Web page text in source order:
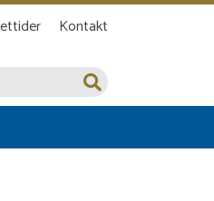
Kontakt